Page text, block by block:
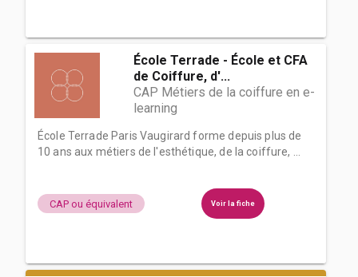
École Terrade - École et CFA
de Coiffure, d'...
CAP Métiers de la coiffure en e-
learning
École Terrade Paris Vaugirard forme depuis plus de
10 ans aux métiers de l'esthétique, de la coiffure, ...
CAP ou équivalent Voir la fiche